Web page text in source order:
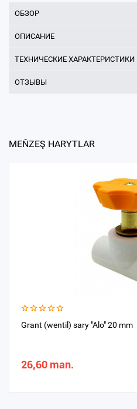
ОБЗОР
ОПИСАНИЕ
ТЕХНИЧЕСКИЕ ХАРАКТЕРИСТИКИ
ОТЗЫВЫ
MEŇZEŞ HARYTLAR
Grant (wentil) sary "Alo" 20 mm
26,60 man.